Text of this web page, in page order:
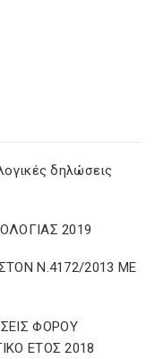
δηλώσεις
2019
Ν.4172/2013 ΜΕ
ΦΟΡΟΥ
ΕΤΟΣ 2018